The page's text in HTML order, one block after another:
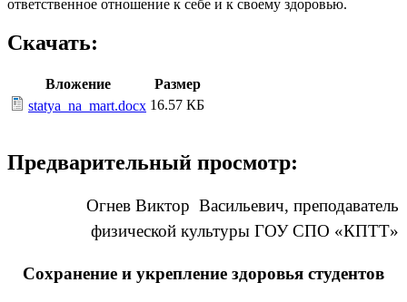
ответственное отношение к себе и к своему здоровью.
Скачать:
Вложение
Размер
statya_na_mart.docx 16.57 КБ
Предварительный просмотр:
Огнев Виктор Васильевич, преподаватель
физической культуры ГОУ СПО «КПТТ»
Сохранение и укрепление здоровья студентов